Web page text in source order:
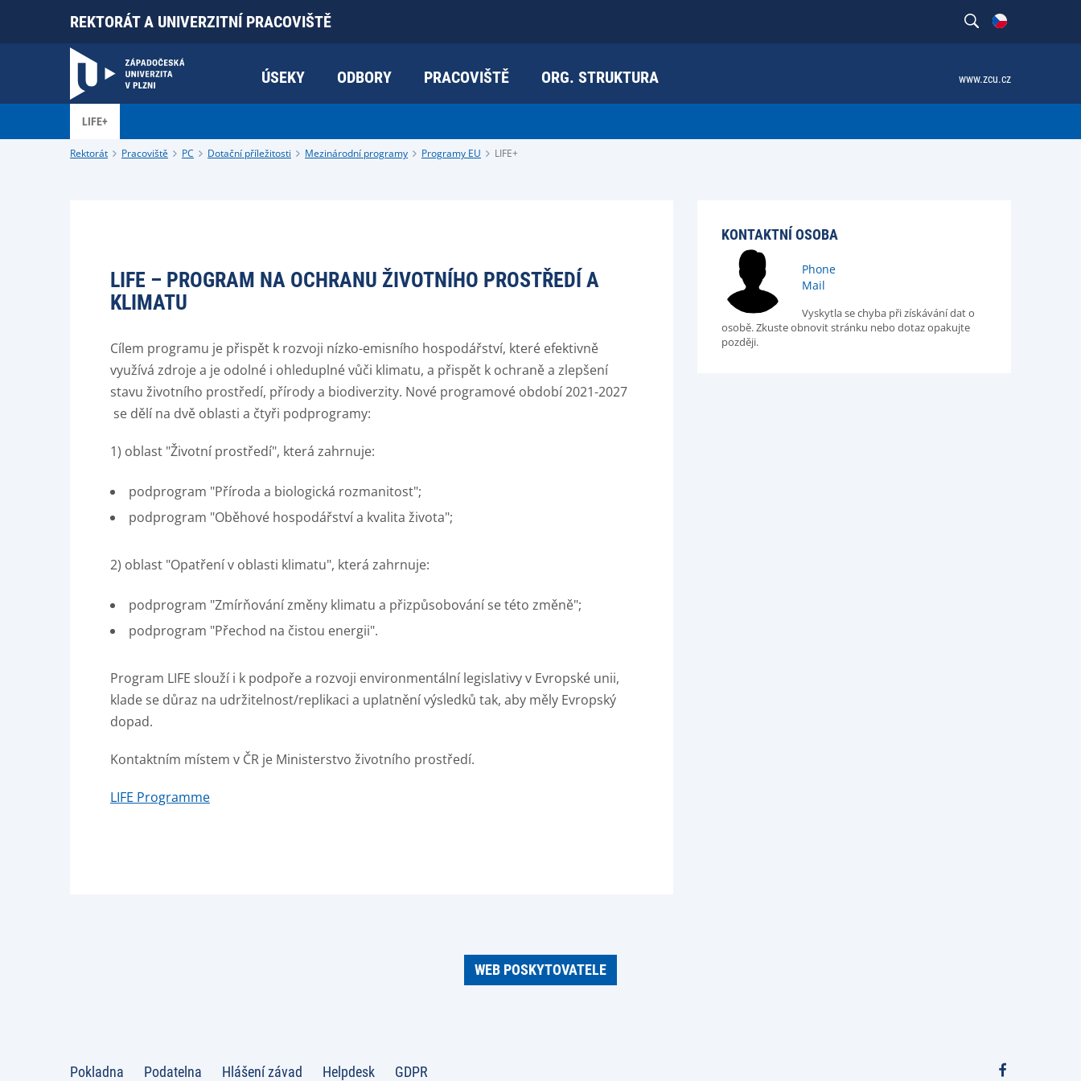
REKTORÁT A UNIVERZITNÍ PRACOVIŠTĚ
ÚSEKY ODBORY PRACOVIŠTĚ ORG. STRUKTURA www.zcu.cz
LIFE+
Rektorát Pracoviště PC Dotační příležitosti Mezinárodní programy Programy EU LIFE+
LIFE – PROGRAM NA OCHRANU ŽIVOTNÍHO PROSTŘEDÍ A
KLIMATU
Cílem programu je přispět k rozvoji nízko-emisního hospodářství, které efektivně
využívá zdroje a je odolné i ohleduplné vůči klimatu, a přispět k ochraně a zlepšení
stavu životního prostředí, přírody a biodiverzity. Nové programové období 2021-2027
se dělí na dvě oblasti a čtyři podprogramy:
1) oblast "Životní prostředí", která zahrnuje:
podprogram "Příroda a biologická rozmanitost";
podprogram "Oběhové hospodářství a kvalita života";
2) oblast "Opatření v oblasti klimatu", která zahrnuje:
podprogram "Zmírňování změny klimatu a přizpůsobování se této změně";
podprogram "Přechod na čistou energii".
Program LIFE slouží i k podpoře a rozvoji environmentální legislativy v Evropské unii,
klade se důraz na udržitelnost/replikaci a uplatnění výsledků tak, aby měly Evropský
dopad.
Kontaktním místem v ČR je Ministerstvo životního prostředí.
LIFE Programme
KONTAKTNÍ OSOBA
Phone
Mail
Vyskytla se chyba při získávání dat o
osobě. Zkuste obnovit stránku nebo dotaz opakujte
později.
WEB POSKYTOVATELE
Pokladna Podatelna Hlášení závad Helpdesk GDPR